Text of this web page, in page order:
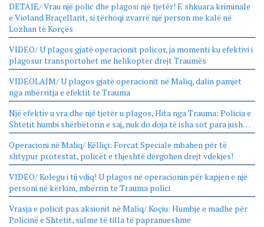
DETAJE/ Vrau një polic dhe plagosi një tjetër! E shkuara kriminale
e Violand Braçellarit, si tërhoqi zvarrë një person me kalë në
Lozhan të Korçës
VIDEO/ U plagos gjatë operacionit policor, ja momenti ku efektivi i
plagosur transportohet me helikopter drejt Traumës
VIDEOLAJM/ U plagos gjatë operacionit në Maliq, dalin pamjet
nga mbërritja e efektit te Trauma
Një efektiv u vra dhe një tjetër u plagos, Hita nga Trauma: Policia e
Shtetit humbi shërbëtorin e saj, nuk do doja të isha sot para jush…
Operacioni në Maliq/ Këlliçi: Forcat Speciale mbahen për të
shtypur protestat, policët e thjeshtë dërgohen drejt vdekjes!
VIDEO/ Kolegu i tij vdiq! U plagos në operacionin për kapjen e një
personi në kërkim, mbërrin te Trauma polici
Vrasja e policit pas aksionit në Maliq/ Koçiu: Humbje e madhe për
Policinë e Shtetit, sulme të tilla të papranueshme